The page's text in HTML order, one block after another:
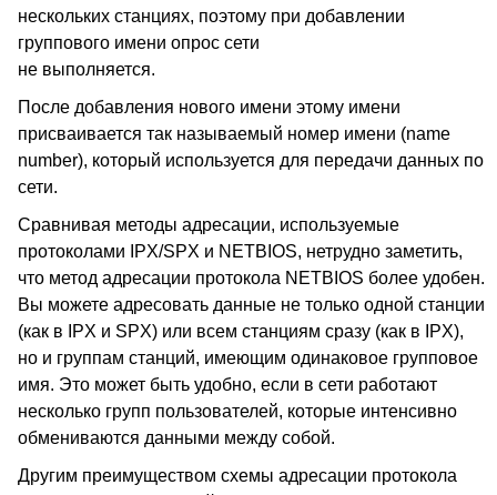
нескольких станциях, поэтому при добавлении
группового имени опрос сети
не выполняется.
После добавления нового имени этому имени
присваивается так называемый номер имени (name
number), который используется для передачи данных по
сети.
Сравнивая методы адресации, используемые
протоколами IPX/SPX и NETBIOS, нетрудно заметить,
что метод адресации протокола NETBIOS более удобен.
Вы можете адресовать данные не только одной станции
(как в IPX и SPX) или всем станциям сразу (как в IPX),
но и группам станций, имеющим одинаковое групповое
имя. Это может быть удобно, если в сети работают
несколько групп пользователей, которые интенсивно
обмениваются данными между собой.
Другим преимуществом схемы адресации протокола